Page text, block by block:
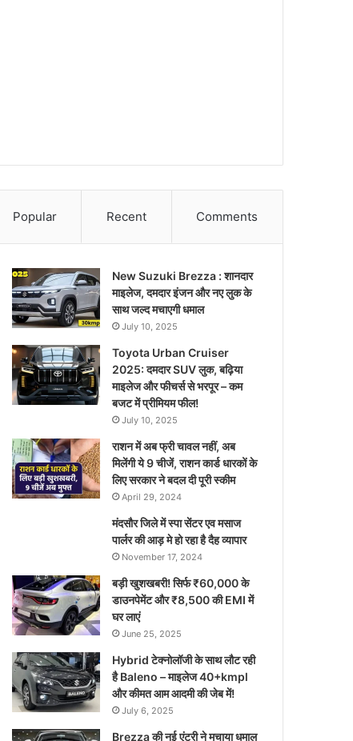
Popular Recent Comments
New Suzuki Brezza : शानदार
माइलेज, दमदार इंजन और नए लुक के
साथ जल्द मचाएगी धमाल
July 10, 2025
Toyota Urban Cruiser
2025: दमदार SUV लुक, बढ़िया
माइलेज और फीचर्स से भरपूर – कम
बजट में प्रीमियम फील!
July 10, 2025
राशन में अब फ्री चावल नहीं, अब
मिलेंगी ये 9 चीजें, राशन कार्ड धारकों के
लिए सरकार ने बदल दी पूरी स्कीम
April 29, 2024
मंदसौर जिले में स्पा सेंटर एव मसाज
पार्लर की आड़ मे हो रहा है दैह व्यापार
November 17, 2024
बड़ी खुशखबरी! सिर्फ ₹60,000 के
डाउनपेमेंट और ₹8,500 की EMI में
घर लाएं
June 25, 2025
Hybrid टेक्नोलॉजी के साथ लौट रही
है Baleno – माइलेज 40+kmpl
और कीमत आम आदमी की जेब में!
July 6, 2025
Brezza की नई एंट्री ने मचाया धमाल